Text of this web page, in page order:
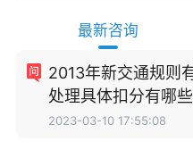
最新咨询
2013年新交通规则
处理具体扣分有哪些
2023-03-10 17:55:08